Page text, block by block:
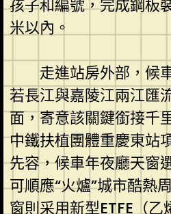
孩子和編號，完成鋼板
米以內。
走進站房外部，候
若長江與嘉陵江兩江匯
面，寄意該關鍵銜接千
中鐵扶植團體重慶東站
先容，候車年夜廳天窗
可順應“火爐”城市酷熱
窗則采用新型ETFE（乙